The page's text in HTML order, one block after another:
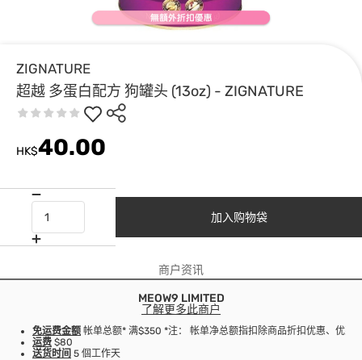
ZIGNATURE
超越 多蛋白配方 狗罐头 (13oz) - ZIGNATURE
HK$40.00
加入购物袋
商户资讯
MEOW9 LIMITED
了解更多此商户
免运费金额 帐单总额* 满$350 *注： 帐单净总额指扣除商品折扣优惠、优惠
运费 $80
送货时间 5 個工作天